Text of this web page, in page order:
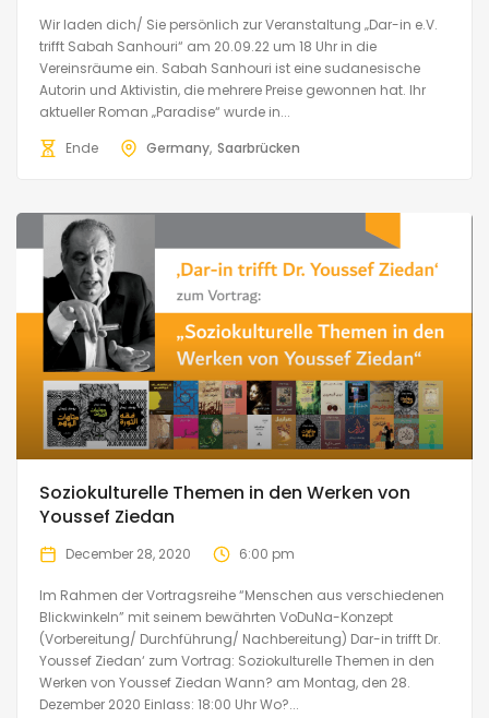
Wir laden dich/ Sie persönlich zur Veranstaltung „Dar-in e.V.
trifft Sabah Sanhouri“ am 20.09.22 um 18 Uhr in die
Vereinsräume ein. Sabah Sanhouri ist eine sudanesische
Autorin und Aktivistin, die mehrere Preise gewonnen hat. Ihr
aktueller Roman „Paradise“ wurde in...
Ende
Germany Saarbrücken
Soziokulturelle Themen in den Werken von
Youssef Ziedan
December 28, 2020 6:00 pm
Im Rahmen der Vortragsreihe “Menschen aus verschiedenen
Blickwinkeln” mit seinem bewährten VoDuNa-Konzept
(Vorbereitung/ Durchführung/ Nachbereitung) Dar-in trifft Dr.
Youssef Ziedan‘ zum Vortrag: Soziokulturelle Themen in den
Werken von Youssef Ziedan Wann? am Montag, den 28.
Dezember 2020 Einlass: 18:00 Uhr Wo?...